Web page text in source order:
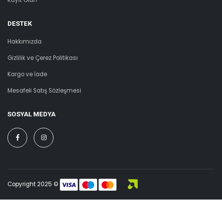
DESTEK
Hakkımızda
Gizlilik ve Çerez Politikası
Kargo ve İade
Mesafeli Satış Sözleşmesi
SOSYAL MEDYA
Copyright 2025 ©